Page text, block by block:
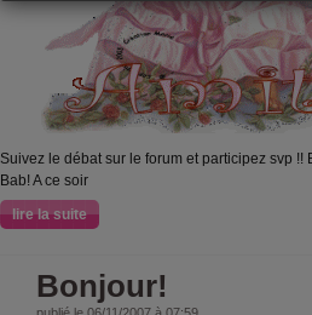
Suivez le débat sur le forum et participez svp
Bab! A ce soir
lire la suite
Bonjour!